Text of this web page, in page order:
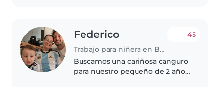
Federico
Trabajo para niñera en Buenos Aires
45
Buscamos una cariñosa canguro
para nuestro pequeño de 2 años,